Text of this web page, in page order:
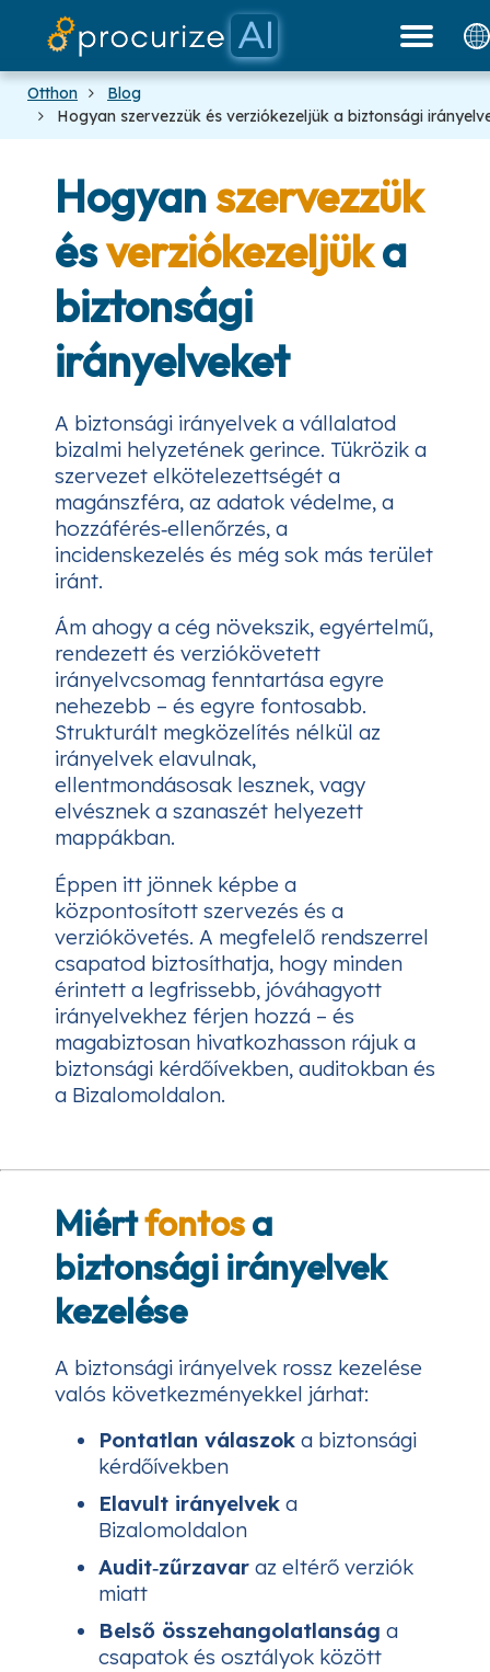
Otthon
Blog
Hogyan szervezzük és verziókezeljük a biztonsági
Hogyanszervezzük
ésverziókezeljüka
biztonsági
irányelveket
A biztonsági irányelvek a vállalatod
bizalmi helyzetének gerince. Tükrözik a
szervezet elkötelezettségét a
magánszféra, az adatok védelme, a
hozzáférés‑ellenőrzés, a
incidenskezelés és még sok más terület
iránt.
Ám ahogy a cég növekszik, egyértelmű,
rendezett és verziókövetett
irányelvcsomag fenntartása egyre
nehezebb – és egyre fontosabb.
Strukturált megközelítés nélkül az
irányelvek elavulnak,
ellentmondásosak lesznek, vagy
elvésznek a szanaszét helyezett
mappákban.
Éppen itt jönnek képbe a
központosított szervezés és a
verziókövetés. A megfelelő rendszerrel
csapatod biztosíthatja, hogy minden
érintett a legfrissebb, jóváhagyott
irányelvekhez férjen hozzá – és
magabiztosan hivatkozhasson rájuk a
biztonsági kérdőívekben, auditokban és
a Bizalomoldalon.
Miértfontosa
biztonsági irányelvek
kezelése
A biztonsági irányelvek rossz kezelése
valós következményekkel járhat:
Pontatlan válaszok a biztonsági
kérdőívekben
Elavult irányelvek a
Bizalomoldalon
Audit‑zűrzavar az eltérő verziók
miatt
Belső összehangolatlanság a
csapatok és osztályok között